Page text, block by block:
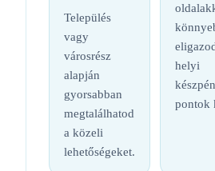
Település
vagy
városrész
alapján
gyorsabban
megtalálhatod
a közeli
lehetőségeket.
helyi
pontok